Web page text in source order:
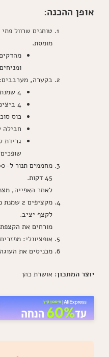
אופן ההכנה:
מומסת.
בקערה, מערבבים:
4 שמנת חמוצה של פעם
4 ביצים
כוס
חבילה
גרידת
45 דקות.
לאחר האפייה,
לקצף יציב.
מורחים את
אופציונלי:
מכניסים את
יוצר המתכון: אושרת כהן